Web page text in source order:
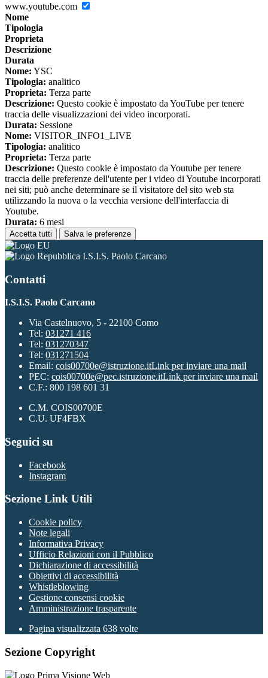
www.youtube.com
Nome
Tipologia
Proprieta
Descrizione
Durata
Nome: YSC
Tipologia: analitico
Proprieta: Terza parte
Descrizione: Questo cookie è impostato da YouTube per tenere
traccia delle visualizzazioni dei video incorporati.
Durata: Sessione
Nome: VISITOR_INFO1_LIVE
Tipologia: analitico
Proprieta: Terza parte
Descrizione: Questo cookie è impostato da Youtube per tenere
traccia delle preferenze dell'utente per i video di Youtube incorporati
nei siti; può anche determinare se il visitatore del sito web sta
utilizzando la nuova o la vecchia versione dell'interfaccia di
Youtube.
Durata: 6 mesi
Accetta tutti Salva le preferenze
I.S.I.S. Paolo Carcano
Contatti
I.S.I.S. Paolo Carcano
Via Castelnuovo, 5 - 22100 Como
Tel: 031271 416
Tel: 031270347
Tel: 031271504
Email: cois00700e@istruzione.itLink per inviare una mail
PEC: cois00700e@pec.istruzione.itLink per inviare una mail
C.F.: 800 198 601 31
C.M. COIS00700E
C.U. UF4FBX
Seguici su
Facebook
Instagram
Sezione Link Utili
Cookie policy
Note legali
Informativa Privacy
Ufficio Relazioni con il Pubblico
Dichiarazione di accessibilità
Obiettivi di accessibilità
Whistleblowing
Gestione consensi cookie
Amministrazione trasparente
Pagina visualizzata 638 volte
Sezione Copyright